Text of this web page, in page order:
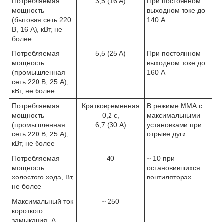
мощность
(бытовая сеть 220
В, 16 А), кВт, не
более
выходном токе до
140 А
Потребляемая
мощность
(промышленная
сеть 220 В, 25 А),
кВт, не более
5,5 (25 A)
При постоянном
выходном токе до
160 А
Потребляемая
мощность
(промышленная
сеть 220 В, 25 А),
кВт, не более
Кратковременная
0,2 с,
6,7 (30 A)
В режиме ММА с
максимальными
установками при
отрыве дуги
Потребляемая
мощность
холостого хода, Вт,
не более
40
~ 10 при
остановившихся
вентиляторах
Максимальный ток
короткого
замыкания, А
~ 250